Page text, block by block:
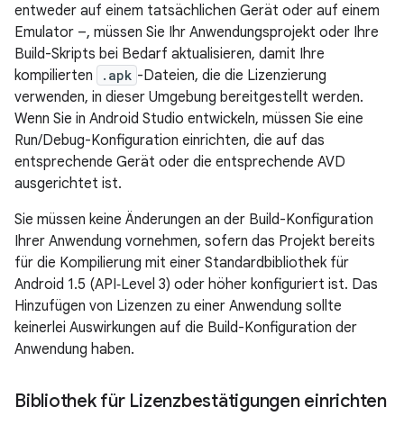
entweder auf einem tatsächlichen Gerät oder auf einem
Emulator –, müssen Sie Ihr Anwendungsprojekt oder Ihre
Build-Skripts bei Bedarf aktualisieren, damit Ihre
kompilierten
.apk -Dateien, die die Lizenzierung
verwenden, in dieser Umgebung bereitgestellt werden.
Wenn Sie in Android Studio entwickeln, müssen Sie eine
Run/Debug-Konfiguration einrichten, die auf das
entsprechende Gerät oder die entsprechende AVD
ausgerichtet ist.
Sie müssen keine Änderungen an der Build-Konfiguration
Ihrer Anwendung vornehmen, sofern das Projekt bereits
für die Kompilierung mit einer Standardbibliothek für
Android 1.5 (API‑Level 3) oder höher konfiguriert ist. Das
Hinzufügen von Lizenzen zu einer Anwendung sollte
keinerlei Auswirkungen auf die Build-Konfiguration der
Anwendung haben.
Bibliothek für Lizenzbestätigungen einrichten